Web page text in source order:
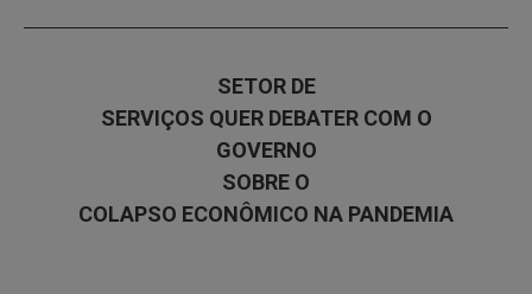
SETOR DE
SERVIÇOS QUER DEBATER COM O
GOVERNO
SOBRE O
COLAPSO ECONÔMICO NA PANDEMIA